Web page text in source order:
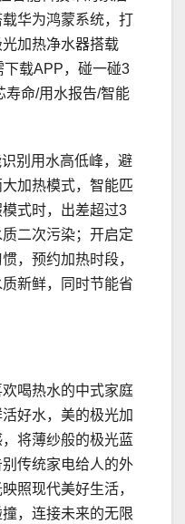
华为鸿蒙系统，打
加热净水器搭载
下载APP，碰一碰3
寿命/用水报告/智能
别用水高低峰，避
加热模式，智能匹
式时，出差超过3
二次污染；开启定
，预约加热时段，
新鲜，同时节能省
喝热水的中式家庭
好水，美的极光加
将薄纱般的极光蓝
传统家电给人的外
照现代美好生活，
，连接未来的无限